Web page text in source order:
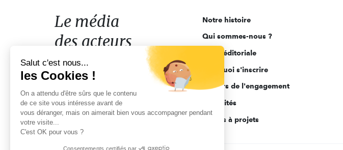
acteurs
de
l'engagement
Le média
des acteurs
de l'engagement
Notre histoire
Qui sommes-nous ?
Ligne éditoriale
Pourquoi s'inscrire
Acteurs de l'engagement
Actualités
Appels à projets
Salut c'est nous...
les Cookies !
On a attendu d'être sûrs que le contenu
de ce site vous intéresse avant de
vous déranger, mais on aimerait bien vous accompagner pendant
votre visite...
C'est OK pour vous ?
Consentements certifiés par